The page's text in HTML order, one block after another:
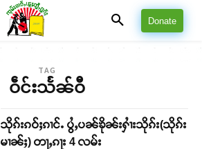
Donate
TAG
ဝဵင်းသႅၼ်ဝီ
သိုၵ်းၵဝ်ႈၵၢင်ႉ ပွႆႇပၼ်ၶိုၼ်းႁၢႆးသိုၵ်း(သိုၵ်း
မၢၼ်ႈ) တႃႇၵႃး 4 လမ်း